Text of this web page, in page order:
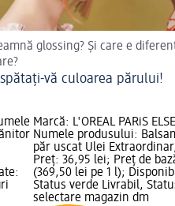
glossing? Și care e
vă culoarea părului!
Marcă: L'ORÉAL PARiS
Numele produsului:
păr uscat Ulei
Preț: 36,95 lei; Preț de
(369,50 lei pe 1 l);
Status verde Livrabil,
selectare magazin dm